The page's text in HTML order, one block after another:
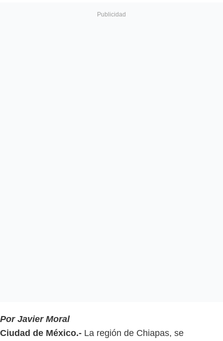
Por Javier Moral
Ciudad de México.- La región de Chiapas, se